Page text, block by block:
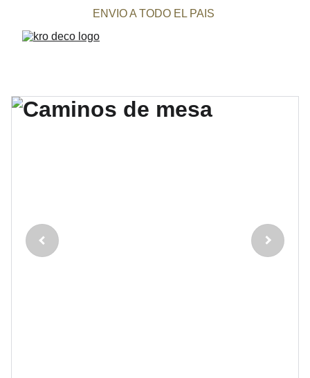
ENVIO A TODO EL PAIS